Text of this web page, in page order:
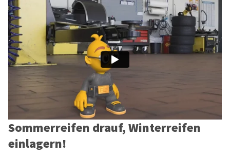
Sommerreifen drauf, Winterreifen
einlagern!